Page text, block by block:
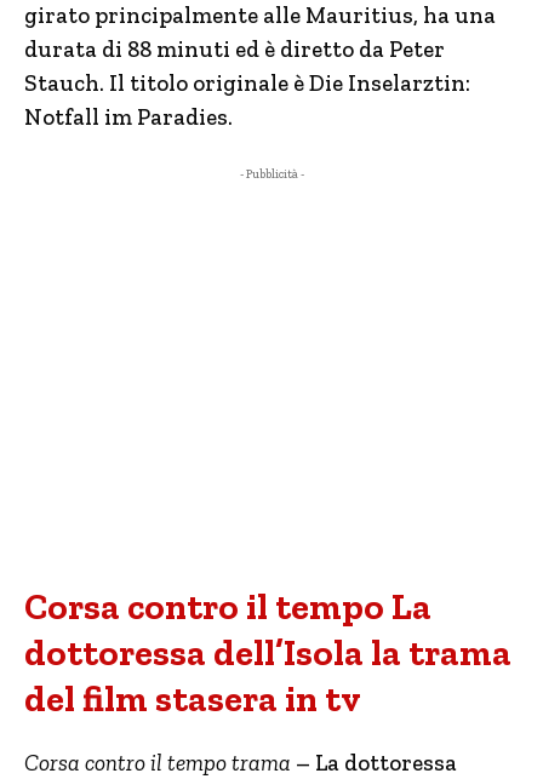
girato principalmente alle Mauritius, ha una
durata di 88 minuti ed è diretto da Peter
Stauch. Il titolo originale è Die Inselarztin:
Notfall im Paradies.
- Pubblicità -
Corsa contro il tempo La
dottoressa dell’Isola la trama
del film stasera in tv
Corsa contro il tempo trama – La dottoressa